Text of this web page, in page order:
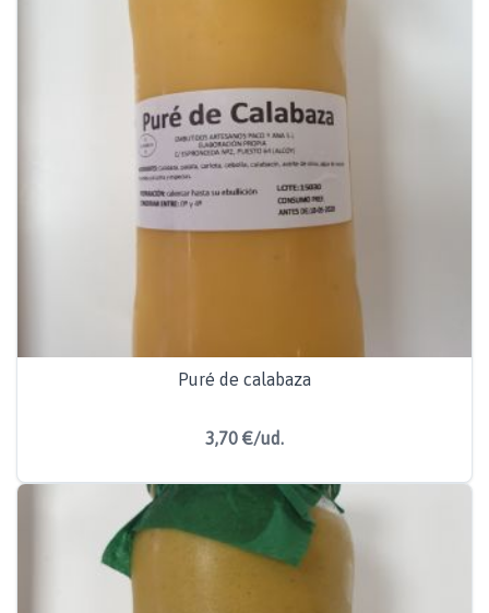
Puré de calabaza
3,70 €/ud.